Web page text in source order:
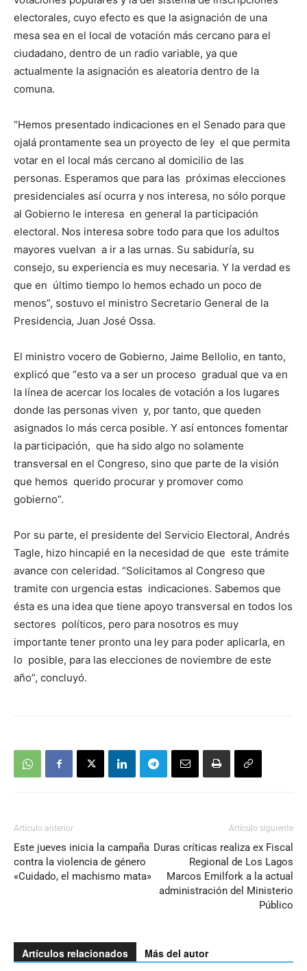
electorales, cuyo efecto es que la asignación de una
mesa sea en el local de votación más cercano para el
ciudadano, dentro de un radio variable, ya que
actualmente la asignación es aleatoria dentro de la
comuna.
“Hemos presentado indicaciones en el Senado para que
ojalá prontamente sea un proyecto de ley el que permita
votar en el local más cercano al domicilio de las
personas. Esperamos que para las próximas elecciones
presidenciales así ocurra y nos interesa, no sólo porque
al Gobierno le interesa en general la participación
electoral. Nos interesa sobre todo para que los adultos
mayores vuelvan a ir a las urnas. Su sabiduría, su
consejo, su experiencia es muy necesaria. Y la verdad es
que en último tiempo lo hemos echado un poco de
menos”, sostuvo el ministro Secretario General de la
Presidencia, Juan José Ossa.
El ministro vocero de Gobierno, Jaime Bellolio, en tanto,
explicó que “esto va a ser un proceso gradual que va en
la línea de acercar los locales de votación a los lugares
donde las personas viven y, por tanto, que queden
asignados lo más cerca posible. Y así entonces fomentar
la participación, que ha sido algo no solamente
transversal en el Congreso, sino que parte de la visión
que hemos querido procurar y promover como
gobierno”.
Por su parte, el presidente del Servicio Electoral, Andrés
Tagle, hizo hincapié en la necesidad de que este trámite
avance con celeridad. “Solicitamos al Congreso que
tramite con urgencia estas indicaciones. Sabemos que
ésta es una idea que tiene apoyo transversal en todos los
sectores políticos, pero para nosotros es muy
importante tener pronto una ley para poder aplicarla, en
lo posible, para las elecciones de noviembre de este
año”, concluyó.
Artículo anterior
Este jueves inicia la campaña
contra la violencia de género
«Cuidado, el machismo mata»
Artículo siguiente
Duras críticas realiza ex Fiscal
Regional de Los Lagos
Marcos Emilfork a la actual
administración del Ministerio
Público
Artículos relacionados Más del autor